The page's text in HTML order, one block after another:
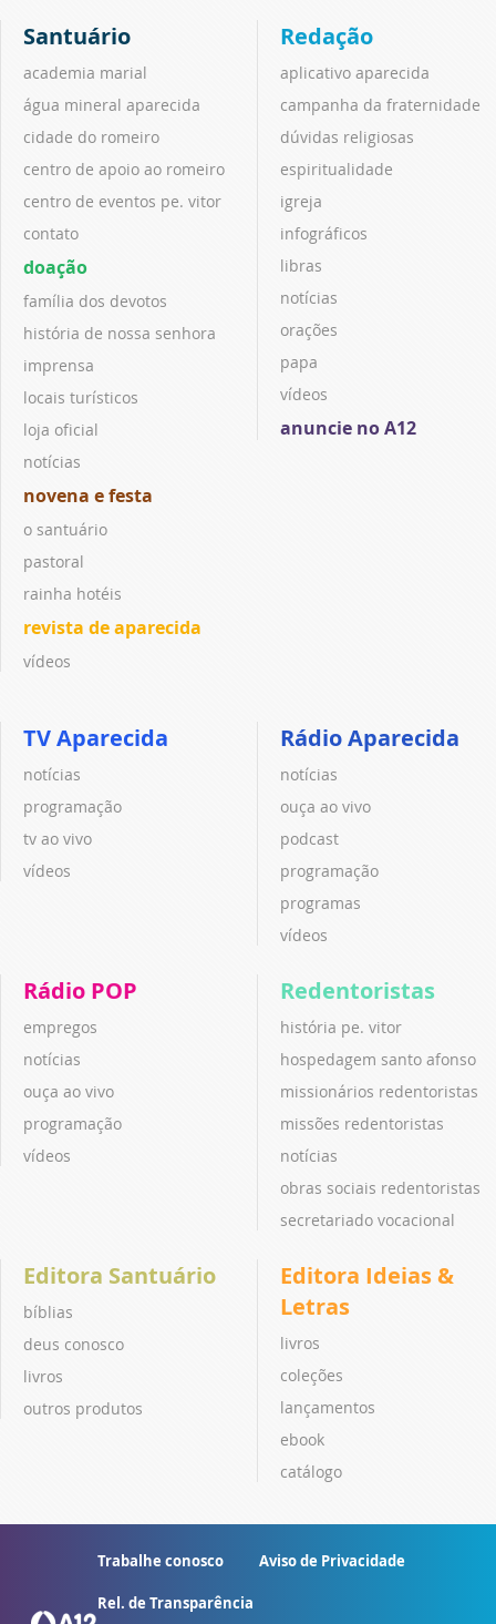
Santuário
academia marial
água mineral aparecida
cidade do romeiro
centro de apoio ao romeiro
centro de eventos pe. vitor
contato
doação
família dos devotos
história de nossa senhora
imprensa
locais turísticos
loja oficial
notícias
novena e festa
o santuário
pastoral
rainha hotéis
revista de aparecida
vídeos
Redação
aplicativo aparecida
campanha da fraternidade
dúvidas religiosas
espiritualidade
igreja
infográficos
libras
notícias
orações
papa
vídeos
anuncie no A12
TV Aparecida
notícias
programação
tv ao vivo
vídeos
Rádio Aparecida
notícias
ouça ao vivo
podcast
programação
programas
vídeos
Rádio POP
empregos
notícias
ouça ao vivo
programação
vídeos
Redentoristas
história pe. vitor
hospedagem santo afonso
missionários redentoristas
missões redentoristas
notícias
obras sociais redentoristas
secretariado vocacional
Editora Santuário
bíblias
deus conosco
livros
outros produtos
Editora Ideias &
Letras
livros
coleções
lançamentos
ebook
catálogo
Trabalhe conosco Aviso de Privacidade
Rel. de Transparência